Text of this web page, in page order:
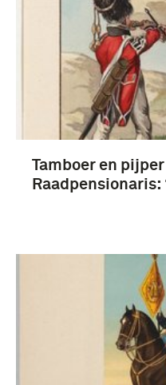
Tamboer en
Raadpensionaris: